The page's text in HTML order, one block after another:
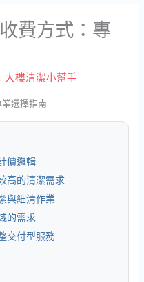
費方式：專
大樓清潔小幫手
選擇指南
價邏輯
高的清潔需求
與細清作業
的需求
交付型服務